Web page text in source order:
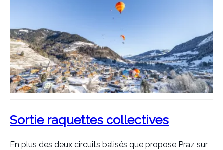
Sortie raquettes collectives
En plus des deux circuits balisés que propose Praz sur